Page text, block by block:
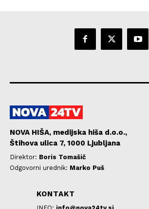
NOVA HIŠA, medijska hiša d.o.o.,
Štihova ulica 7, 1000 Ljubljana
Direktor: Boris Tomašič
Odgovorni urednik: Marko Puš
KONTAKT